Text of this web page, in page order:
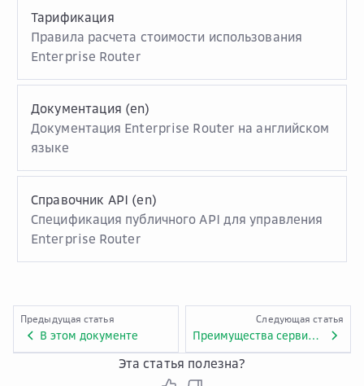
Тарификация
Правила расчета стоимости использования
Enterprise Router
Документация (en)
Документация Enterprise Router на английском
языке
Справочник API (en)
Спецификация публичного API для управления
Enterprise Router
Предыдущая статья
В этом документе
Следующая статья
Преимущества сервиса Enterprise Router
Эта статья полезна?